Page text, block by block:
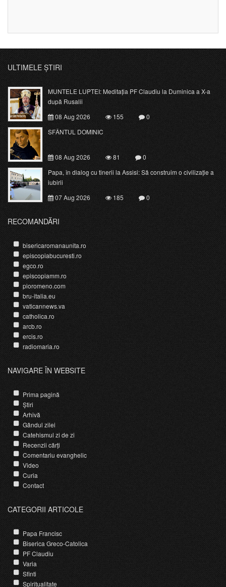
ULTIMELE ȘTIRI
MUNTELE LUPTEI: Meditația PF Claudiu la Duminica a X-a
după Rusalii
08 Aug 2026
155
0
SFÂNTUL DOMINIC
08 Aug 2026 81
0
Papa, în dialog cu tinerii la Assisi: Să construim o civilizație a
iubirii
07 Aug 2026
185 0
RECOMANDĂRI
bisericaromanaunita.ro
episcopiabucuresti.ro
egco.ro
episcopiamm.ro
pioromeno.com
bru-italia.eu
vaticannews.va
catholica.ro
arcb.ro
ercis.ro
radiomaria.ro
NAVIGARE ÎN WEBSITE
Prima pagină
Știri
Arhivă
Gândul zilei
Catehismul zi de zi
Recenzii cărți
Comentariu evanghelic
Video
Curia
Contact
CATEGORII ARTICOLE
Papa Francisc
Biserica Greco-Catolica
PF Claudiu
Varia
Sfinti
Spiritualitate